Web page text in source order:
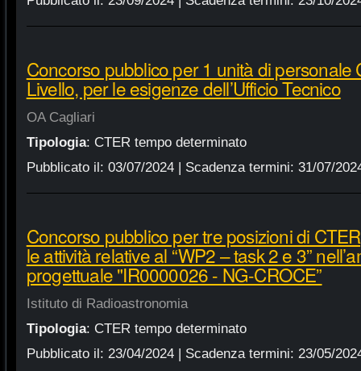
Concorso pubblico per 1 unità di personale
Livello, per le esigenze dell’Ufficio Tecnico
OA Cagliari
Tipologia: CTER tempo determinato
Pubblicato il: 03/07/2024| Scadenza termini: 31/07/
Concorso pubblico per tre posizioni di
le attività relative al “WP2 – task 2 e 3”
progettuale "IR0000026 - NG-CROCE”
Istituto di Radioastronomia
Tipologia: CTER tempo determinato
Pubblicato il: 23/04/2024| Scadenza termini: 23/05/